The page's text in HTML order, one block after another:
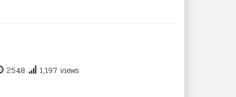
2548
1,197 views